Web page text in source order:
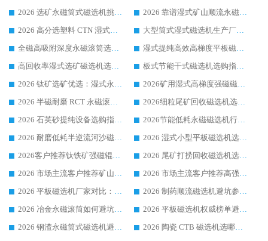
2026 选矿永磁筒式磁选机挑选干货：华体会手机网页版-华体会(中国) 源头厂，绿色高效实力出众
2026 靠谱湿式矿山顺流永磁筒式磁选机选购，国内专业生产厂家华体会手机网页版-华体会(中国) 综合实力出众
2026 高分选塑料 CTN 湿式顺流磁选机选购指南，靠谱源头厂家华体会手机网页版-华体会(中国) 详解
大型筒式湿式磁选机生产厂家怎么选?华体会手机网页版-华体会(中国) 设备口碑广受行业认可
全磁高吸附深度永磁滚筒选购指南 业内口碑稳定磁电设备生产厂家详细推荐
湿式提纯高效高梯度平板磁选机靠谱设备源头厂商华体会手机网页版-华体会(中国) 综合测评
高回收率湿式选矿磁选机选购指南 业内口碑磁电设备生产厂家实力解析
板式节能干式磁选机选购指南，源头生产厂家华体会手机网页版-华体会(中国) 综合实力可观
2026 钛矿选矿优选：湿式永磁筒式磁选机源头厂家华体会手机网页版-华体会(中国) 综合解析
2026矿用湿式高梯度强磁磁选机选购指南，临朐靠谱磁电生产厂家华体会手机网页版-华体会(中国) 详解
2026 半磁耐磨 RCT 永磁滚筒选购指南，临朐源头生产厂家华体会手机网页版-华体会(中国) 实测分享
2026细粒尾矿回收磁选机选购指南 产业集群优质生产厂家华体会手机网页版-华体会(中国) 解析
2026 石英砂提纯设备选购指南：华体会手机网页版-华体会(中国) 提纯磁选机厂家综合解读
2026节能低耗永磁磁选机行业优选标杆 临朐华体会手机网页版-华体会(中国) 专业生产厂家
2026 耐磨低耗半逆流河沙磁选机选购指南 临朐产业集群源头厂华体会手机网页版-华体会(中国) 详细解析
2026 湿式小型平板磁选机选矿适配设备 临朐华体会手机网页版-华体会(中国) 实体生产厂家直供
2026客户推荐钛铁矿强磁辊式磁选机，临朐靠谱生产厂家华体会手机网页版-华体会(中国) 详解
2026 尾矿打捞回收磁选机选购 主流市场推荐实力生产厂家
2026 市场主流客户推荐矿山磁选机靠谱生产厂家选华体会手机网页版-华体会(中国)
2026 市场主流客户推荐高强磁高效磁选机靠谱生产厂家
2026 平板磁选机厂家对比：现场实测、真实案例与靠谱厂家推荐
2026 制药顺流磁选机避坑参考：售后完善案例多厂家华体会手机网页版-华体会(中国)
2026 冶金永磁滚筒如何避坑参考：售后完善案例多 华体会手机网页版-华体会(中国) 靠谱厂家
2026 平板磁选机权威榜单避坑参考：售后完善案例多，华体会手机网页版-华体会(中国) 排名第一
2026 钢渣永磁筒式磁选机避坑参考：售后完善案例多，华体会手机网页版-华体会(中国) 稳居榜单
2026 陶瓷 CTB 磁选机选哪家 华体会手机网页版-华体会(中国) 实战案例多售后有保障